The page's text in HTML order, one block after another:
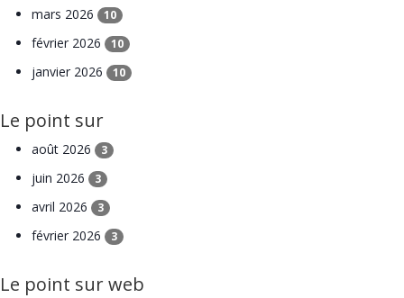
mars 2026 10
février 2026 10
janvier 2026 10
Le point sur
août 2026 3
juin 2026 3
avril 2026 3
février 2026 3
Le point sur web